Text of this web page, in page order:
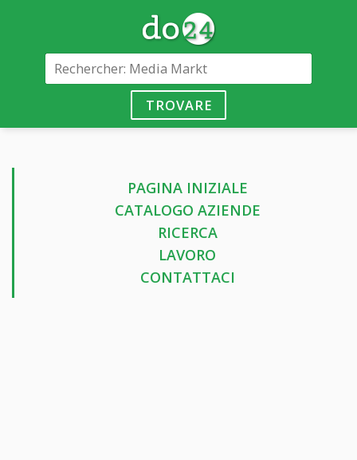
TROVARE
PAGINA INIZIALE
CATALOGO AZIENDE
RICERCA
LAVORO
CONTATTACI